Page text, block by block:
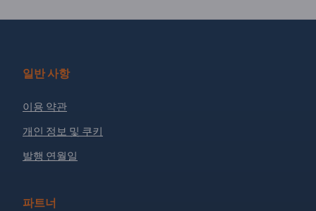
일반 사항
이용 약관
개인 정보 및 쿠키
발행 연월일
파트너